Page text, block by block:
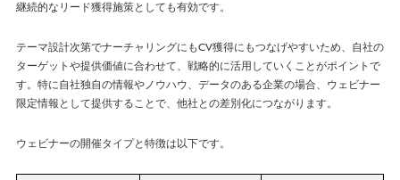
継続的なリード獲得施策としても有効です。
テーマ設計次第でナーチャリングにもCV獲得にもつなげやすいため、自社の
ターゲットや提供価値に合わせて、戦略的に活用していくことがポイントで
す。特に自社独自の情報やノウハウ、データのある企業の場合、ウェビナー
限定情報として提供することで、他社との差別化につながります。
ウェビナーの開催タイプと特徴は以下です。